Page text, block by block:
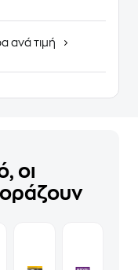
ανά τιμή
οι